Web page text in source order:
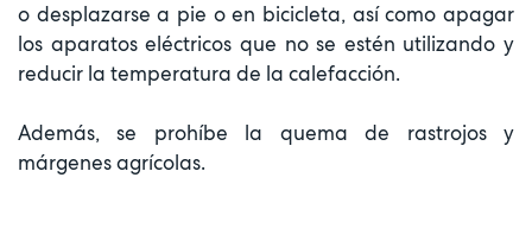
o desplazarse a pie o en bicicleta, así como apagar
los aparatos eléctricos que no se estén utilizando y
reducir la temperatura de la calefacción.
Además, se prohíbe la quema de rastrojos y
márgenes agrícolas.